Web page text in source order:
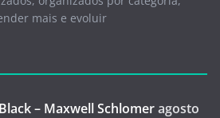
mais e evoluir
– Maxwell Schlomeragosto